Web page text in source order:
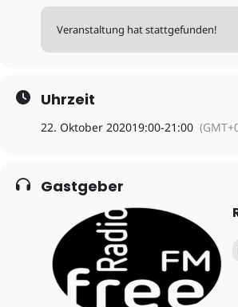
Veranstaltung hat stattgefunden!
Uhrzeit
22. Oktober 202019:00-21:00
Gastgeber